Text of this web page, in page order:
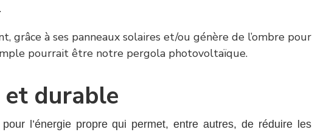
grâce à ses panneaux solaires et/ou génère de l’ombre pour
pourrait être notre pergola photovoltaïque.
et durable
l’énergie propre qui permet, entre autres, de réduire les